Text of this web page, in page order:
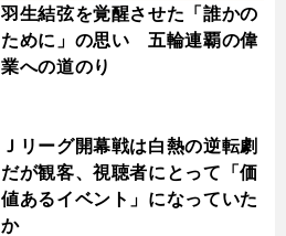
羽生結弦を覚醒させた「誰かの
ために」の思い 五輪連覇の偉
業への道のり
Ｊリーグ開幕戦は白熱の逆転劇
だが観客、視聴者にとって「価
値あるイベント」になっていた
か